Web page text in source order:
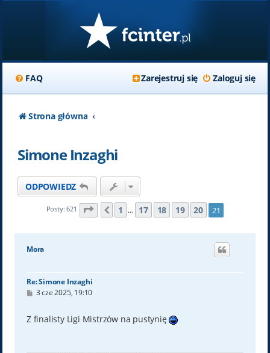
FAQ Zaloguj się
Zarejestruj się
Strona główna
Simone Inzaghi
ODPOWIEDZ
Posty: 621 Strona 21 z21
Poprzednia
1 … 17 18 19 20 21
Mora
Re: Simone Inzaghi
P
t
3 cze 2025, 19:10
Z finalisty Ligi Mistrzów na pustynię